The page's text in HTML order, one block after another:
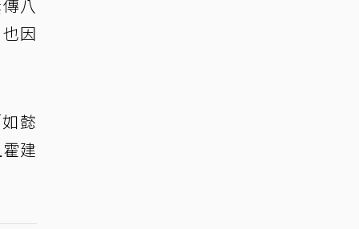
八
因
懿
建